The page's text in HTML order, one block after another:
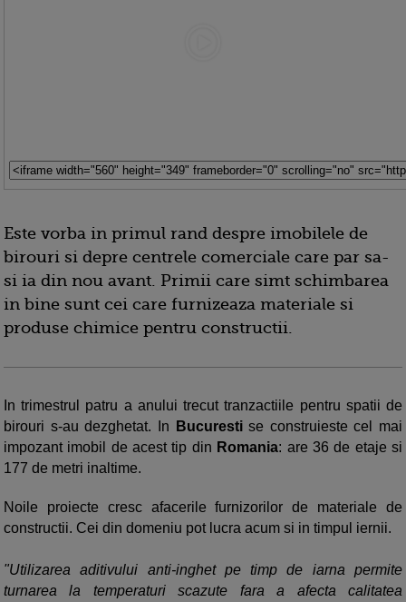
Este vorba in primul rand despre imobilele de
birouri si depre centrele comerciale care par sa-
si ia din nou avant. Primii care simt schimbarea
in bine sunt cei care furnizeaza materiale si
produse chimice pentru constructii.
In trimestrul patru a anului trecut tranzactiile pentru spatii de
birouri s-au dezghetat. In Bucurestise construieste cel mai
impozant imobil de acest tip din Romania: are 36 de etaje si
177 de metri inaltime.
Noile proiecte cresc afacerile furnizorilor de materiale de
constructii. Cei din domeniu pot lucra acum si in timpul iernii.
"Utilizarea aditivului anti-inghet pe timp de iarna permite
turnarea la temperaturi scazute fara a afecta calitatea